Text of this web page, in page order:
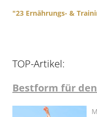
"23 Ernährungs- &
TOP-Artikel:
Bestform für